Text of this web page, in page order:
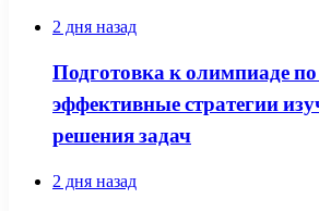
2 дня назад
Подготовка к олимпиаде
эффективные стратегии
решения задач
2 дня назад